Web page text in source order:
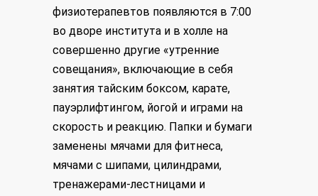
физиотерапевтов появляются в 7:00
во дворе института и в холле на
совершенно другие «утренние
совещания», включающие в себя
занятия тайским боксом, карате,
пауэрлифтингом, йогой и играми на
скорость и реакцию. Папки и бумаги
заменены мячами для фитнеса,
мячами с шипами, цилиндрами,
тренажерами-лестницами и